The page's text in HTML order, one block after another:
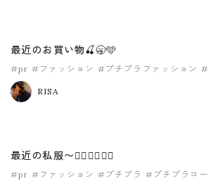
最近のお買い物🍒🥱🩵
#pr #ファッション #プチプラファッション #
#ママファッション
RISA
最近の私服〜✌🏽✌🏽✌🏽
#pr #ファッション #プチプラ #プチプラコ